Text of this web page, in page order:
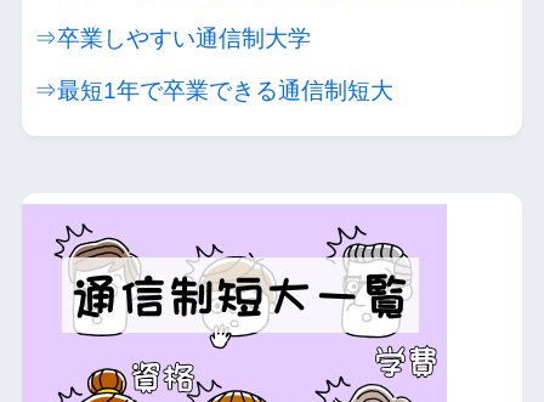
⇒卒業しやすい通信制大学
⇒最短1年で卒業できる通信制短大